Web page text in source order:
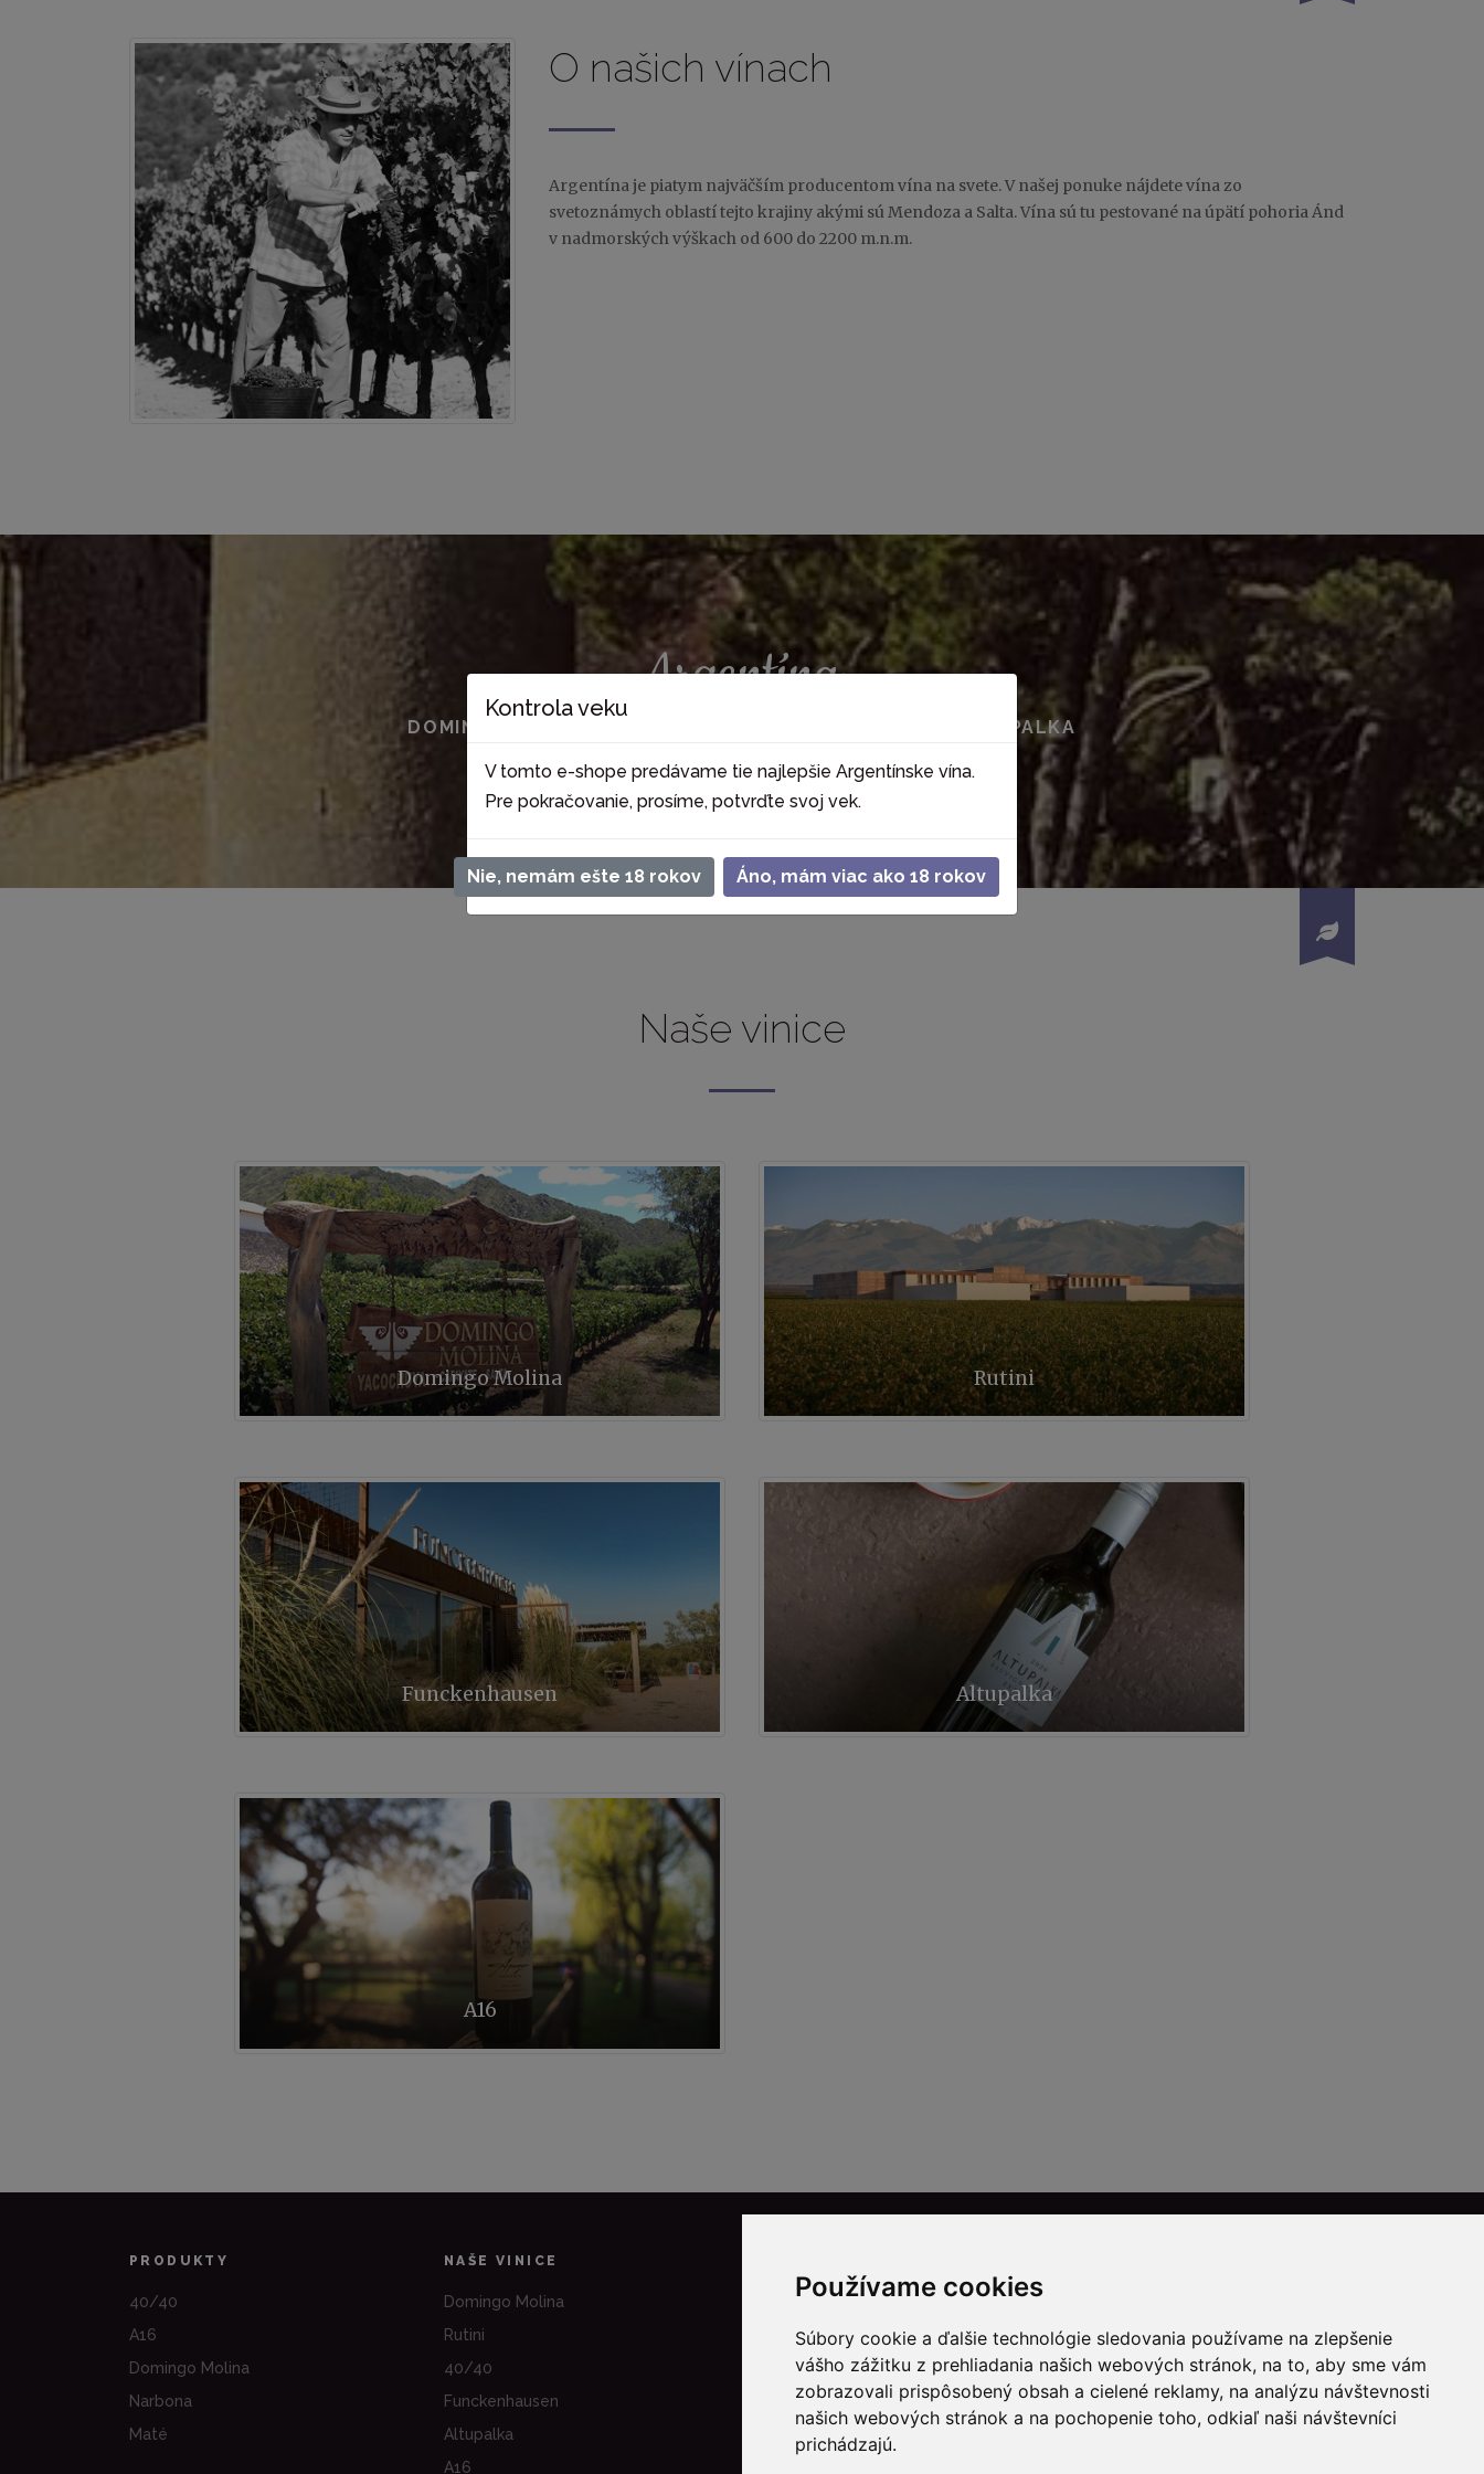
Používame cookies
Súbory cookie a ďalšie technológie sledovania používame na zlepšenie
vášho zážitku z prehliadania našich webových stránok, na to, aby sme vám
zobrazovali prispôsobený obsah a cielené reklamy, na analýzu návštevnosti
našich webových stránok a na pochopenie toho, odkiaľ naši návštevníci
prichádzajú.
O našich vínach
Argentína je piatym najväčším producentom vína na svete. V našej ponuke nájdete vína zo
svetoznámych oblastí tejto krajiny akými sú Mendoza a Salta. Vína sú tu pestované na úpätí pohoria Ánd
v nadmorských výškach od 600 do 2200 m.n.m.
Argentína
DOMINGO MOLINA | RUTINI | FUNCKENHAUSEN | A16 | ALTUPALKA
Naše vinice
Domingo Molina Rutini
Funckenhausen Altupalka
A16
PRODUKTY
40/40
A16
Domingo Molina
Narbona
Maté
NAŠE VINICE
Domingo Molina
Rutini
40/40
Funckenhausen
Altupalka
A16
Kto sme
Novinky & Recepty
Kontakt
Ochrana osobných údajov
Registrácia
Zabudnuté heslo
Kontrola veku
V tomto e-shope predávame tie najlepšie Argentínske vína.
Pre pokračovanie, prosíme, potvrďte svoj vek.
Nie, nemám ešte 18 rokov Áno, mám viac ako 18 rokov